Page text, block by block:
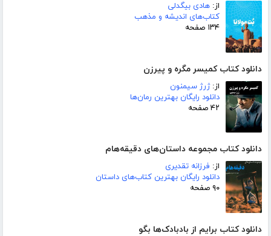
از: هادی بیگدلی
کتاب‌های اندیشه و مذهب
۱۳۴ صفحه
دانلود کتاب کمیسر مگره و پیرزن
از:ژرژ سیمنون
دانلود رایگان بهترین رمان‌ها
۴۲ صفحه
دانلود کتاب مجموعه داستان‌های دقیقه‌هام
از: فرزانه تقدیری
دانلود رایگان بهترین کتاب‌های داستان
۹۰ صفحه
دانلود کتاب برایم از بادبادک‌ها بگو